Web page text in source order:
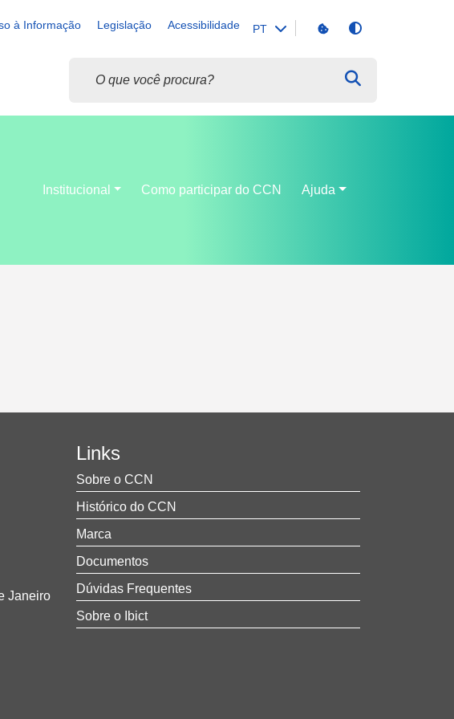
à Informação Legislação Acessibilidade PT Escolher o idioma
Institucional Como participar do CCN Ajuda
Janeiro
Links
Sobre o CCN
Histórico do CCN
Marca
Documentos
Dúvidas Frequentes
Sobre o Ibict